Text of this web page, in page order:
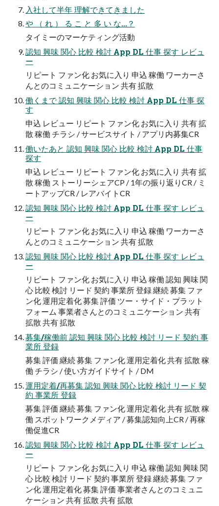
入社して半年 理解できてきました
や （ れ ） る こ と 多 い な...？
タイミーのマーケティング活動
認知 興味 関心 比較 検討 App DL 仕事 探す レビュ
ー
リピート ファン化 お気に入り 申込 稼働 ワーカーさ
んとのコミュニケーション 共有 拡散
働くまで 認知 興味 関心 比較 検討 App DL 仕事 探
す
申込 レビュー リピート ファン化 お気に入り 共有 拡
散 稼働 チラシ / サービスサイト / アプリ内募集CR
働いたあと 認知 興味 関心 比較 検討 App DL 仕事
探す
申込 レビュー リピート ファン化 お気に入り 共有 拡
散 稼働 ストーリーシェアCP / 1年の振り返りCR / ミ
ートアップCR / レアバイトCR
認知 興味 関心 比較 検討 App DL 仕事 探す レビュ
ー
リピート ファン化 お気に入り 申込 稼働 ワーカーさ
んとのコミュニケーション 共有 拡散
認知 興味 関心 比較 検討 App DL 仕事 探す レビュ
ー
リピート ファン化 お気に入り 申込 稼働 認知 興味 関
心 比較 検討 リード 契約 事業所 登録 継続 募集 ファ
ン化 運用定着化 募集 評価 ツー・サイド・プラット
フォーム 事業者さんとのコミュニケーション 共有
拡散 共有 拡散
募集/稼働前 認知 興味 関心 比較 検討 リード 契約 事
業所 登録
募集 評価 継続 募集 ファン化 運用定着化 共有 拡散 稼
働 チラシ / 使い方ガイドサイト / DM
運用定着/再募集 認知 興味 関心 比較 検討 リード 契
約 事業所 登録
募集 評価 継続 募集 ファン化 運用定着化 共有 拡散 稼
働 スポットワークメディア / 募集認知向上CR / 再稼
働促進CR
認知 興味 関心 比較 検討 App DL 仕事 探す レビュ
ー
リピート ファン化 お気に入り 申込 稼働 認知 興味 関
心 比較 検討 リード 契約 事業所 登録 継続 募集 ファ
ン化 運用定着化 募集 評価 事業者さんとのコミュニ
ケーション 共有 拡散 共有 拡散